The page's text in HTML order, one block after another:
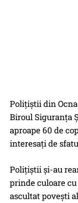
Polițiștii din
Biroul Siguranța
aproape 60 de
interesați de
Polițiștii și-au
prinde culoare
ascultat povești